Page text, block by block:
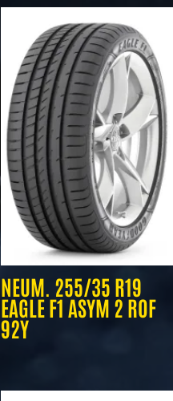
NEUM. 255/35 R19
EAGLE F1 ASYM 2 ROF
92Y